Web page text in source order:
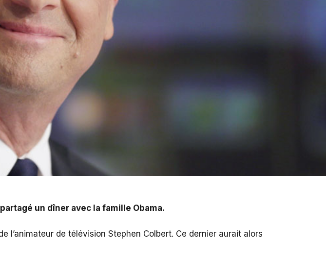
un dîner avec la famille Obama.
l’animateur de télévision Stephen Colbert. Ce dernier aurait alors